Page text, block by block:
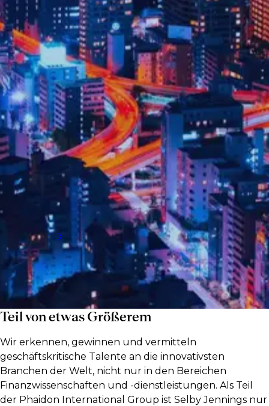
LEITFÄDEN ZU VERGÜTUNGSASPEKTEN
Wir machen fundierte
Entscheidungen möglich
Mithilfe unserer aktuellen Gehalts- und
Bonusdaten können Unternehmen Top-
Talente gewinnen und wettbewerbsfähig
bleiben, während Fachkräfte einen
Vergleichsmaßstab haben.
Alle ansehen
Teil von etwas Größerem
Wir erkennen, gewinnen und vermitteln
geschäftskritische Talente an die innovativsten
Branchen der Welt, nicht nur in den Bereichen
Finanzwissenschaften und -dienstleistungen. Als Teil
der Phaidon International Group ist Selby Jennings nur